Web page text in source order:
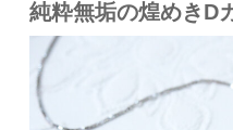
純粋無垢の煌めきD